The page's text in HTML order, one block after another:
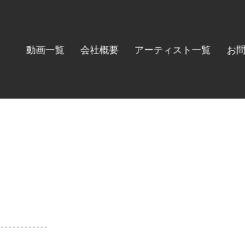
動画一覧 会社概要 アーティスト一覧 お